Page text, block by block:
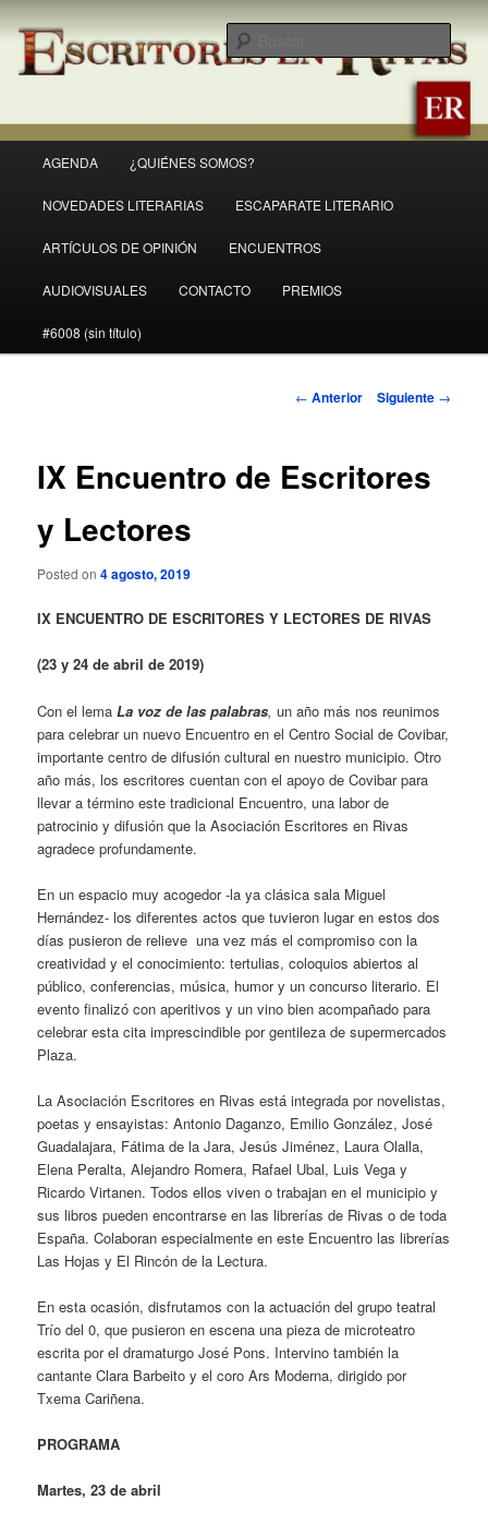
Ir
al
contenido
principal
Revista Escritores en Rivas
principal
AGENDA ¿QUIÉNES SOMOS?
NOVEDADES LITERARIAS ESCAPARATE LITERARIO
ARTÍCULOS DE OPINIÓN ENCUENTROS
AUDIOVISUALES CONTACTO PREMIOS
#6008 (sin título)
Navegación
← Anterior Siguiente →
IX Encuentro de Escritores
y Lectores
Posted on4 agosto, 2019
IX ENCUENTRO DE ESCRITORES Y LECTORES DE RIVAS
(23 y 24 de abril de 2019)
Con el lema La voz de las palabras,un año más nos reunimos
para celebrar un nuevo Encuentro en el Centro Social de Covibar,
importante centro de difusión cultural en nuestro municipio. Otro
año más, los escritores cuentan con el apoyo de Covibar para
llevar a término este tradicional Encuentro, una labor de
patrocinio y difusión que la Asociación Escritores en Rivas
agradece profundamente.
En un espacio muy acogedor -la ya clásica sala Miguel
Hernández- los diferentes actos que tuvieron lugar en estos dos
días pusieron de relieve una vez más el compromiso con la
creatividad y el conocimiento: tertulias, coloquios abiertos al
público, conferencias, música, humor y un concurso literario. El
evento finalizó con aperitivos y un vino bien acompañado para
celebrar esta cita imprescindible por gentileza de supermercados
Plaza.
La Asociación Escritores en Rivas está integrada por novelistas,
poetas y ensayistas: Antonio Daganzo, Emilio González, José
Guadalajara, Fátima de la Jara, Jesús Jiménez, Laura Olalla,
Elena Peralta, Alejandro Romera, Rafael Ubal, Luis Vega y
Ricardo Virtanen. Todos ellos viven o trabajan en el municipio y
sus libros pueden encontrarse en las librerías de Rivas o de toda
España. Colaboran especialmente en este Encuentro las librerías
Las Hojas y El Rincón de la Lectura.
En esta ocasión, disfrutamos con la actuación del grupo teatral
Trío del 0, que pusieron en escena una pieza de microteatro
escrita por el dramaturgo José Pons. Intervino también la
cantante Clara Barbeito y el coro Ars Moderna, dirigido por
Txema Cariñena.
PROGRAMA
Martes, 23 de abril